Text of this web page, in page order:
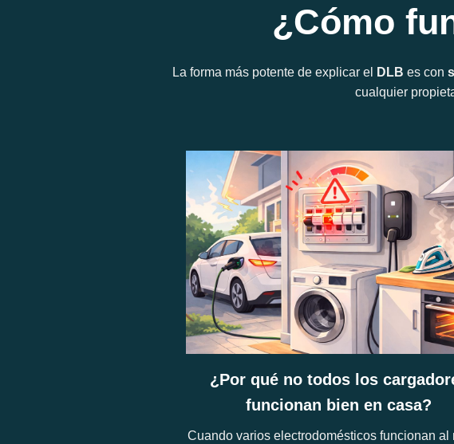
¿Cómo
La forma más potente de explicar el DLB es con
cualquier
¿Por qué no todos los
funcionan bien en casa?
Cuando varios electrodomésticos funcionan al